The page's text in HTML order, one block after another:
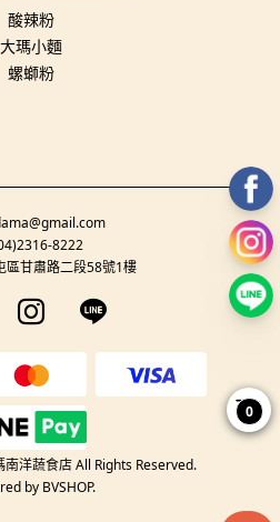
酸辣粉
大瑪小麵
螺螄粉
8222
區甘肅路二段58號1樓
page
Instagram page
Line page
洋蔬食店 All Rights Reserved.
by BVSHOP.
0